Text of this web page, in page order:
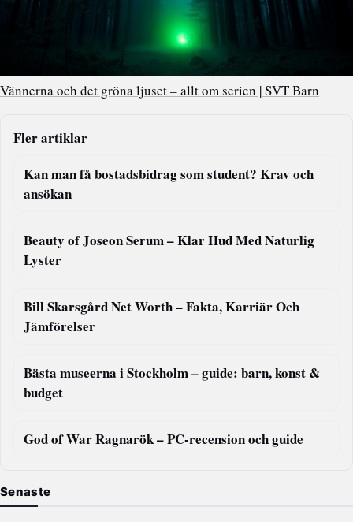
Vännerna och det gröna ljuset – allt om serien | SVT Barn
Fler artiklar
Kan man få bostadsbidrag som student? Krav och
ansökan
Beauty of Joseon Serum – Klar Hud Med Naturlig
Lyster
Bill Skarsgård Net Worth – Fakta, Karriär Och
Jämförelser
Bästa museerna i Stockholm – guide: barn, konst &
budget
God of War Ragnarök – PC-recension och guide
Senaste